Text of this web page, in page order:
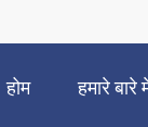
होम हमारे बारे